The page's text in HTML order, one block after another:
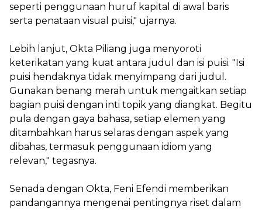
seperti penggunaan huruf kapital di awal baris
serta penataan visual puisi," ujarnya.
Lebih lanjut, Okta Piliang juga menyoroti
keterikatan yang kuat antara judul dan isi puisi. "Isi
puisi hendaknya tidak menyimpang dari judul.
Gunakan benang merah untuk mengaitkan setiap
bagian puisi dengan inti topik yang diangkat. Begitu
pula dengan gaya bahasa, setiap elemen yang
ditambahkan harus selaras dengan aspek yang
dibahas, termasuk penggunaan idiom yang
relevan," tegasnya.
Senada dengan Okta, Feni Efendi memberikan
pandangannya mengenai pentingnya riset dalam